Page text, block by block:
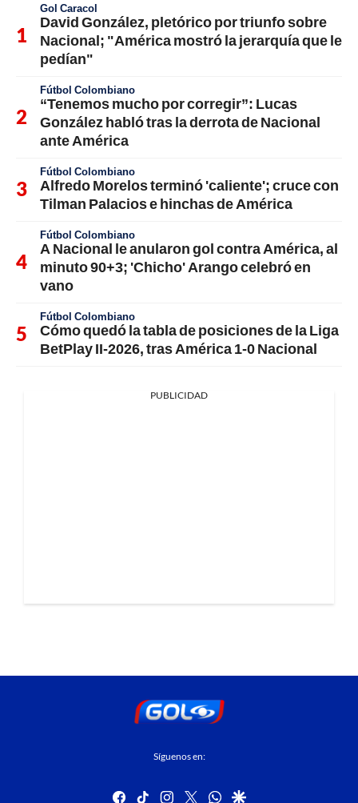
Gol Caracol
David González, pletórico por triunfo sobre
Nacional; "América mostró la jerarquía que le
pedían"
Fútbol Colombiano
“Tenemos mucho por corregir”: Lucas
González habló tras la derrota de Nacional
ante América
Fútbol Colombiano
Alfredo Morelos terminó 'caliente'; cruce con
Tilman Palacios e hinchas de América
Fútbol Colombiano
A Nacional le anularon gol contra América, al
minuto 90+3; 'Chicho' Arango celebró en
vano
Fútbol Colombiano
Cómo quedó la tabla de posiciones de la Liga
BetPlay II-2026, tras América 1-0 Nacional
PUBLICIDAD
Síguenos en:
facebook
tiktok instagram
twitterwhatsapp
google